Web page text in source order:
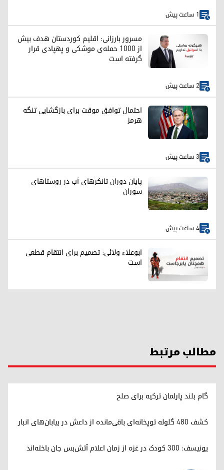
1 ساعت پیش
مسرور بارزانی: اقلیم کوردستان هدف بیش
از ۱۰۰۰ حمله‌ی موشکی و پهپادی قرار
گرفته است
2 ساعت پیش
احتمال توافق موقت برای بازگشایی تنگه
هرمز
3 ساعت پیش
پایان دوران تانکرهای آب در روستاهای
سوران
4 ساعت پیش
ابوعلاء ولائی: تصمیم برای انتقام قطعی
است
مطالب مرتبط
گام بلند پارلمان ترکیه برای صلح
کشف ۴۸۰ گلوله توپخانه‌ای باقی‌مانده از داعش در بیابان‌های انبار
یونیسف: ۳۰۰ کودک در غزه از زمان اعلام آتش‌بس جان باخته‌اند